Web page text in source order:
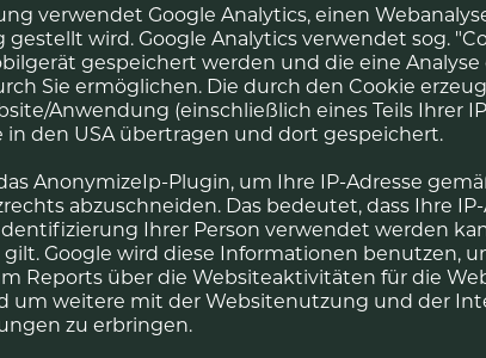
verwendet Google Analytics, einen
gestellt wird. Google Analytics verwendet sog.
gespeichert werden und die eine
Sie ermöglichen. Die durch den Cookie
Anwendung (einschließlich eines Teils Ihrer
in den USA übertragen und dort gespeichert.
AnonymizeIp-Plugin, um Ihre IP-Adresse
abzuschneiden. Das bedeutet, dass Ihre
Ihrer Person verwendet werden
Google wird diese Informationen benutzen,
Reports über die Websiteaktivitäten für die
um weitere mit der Websitenutzung und der
zu erbringen.